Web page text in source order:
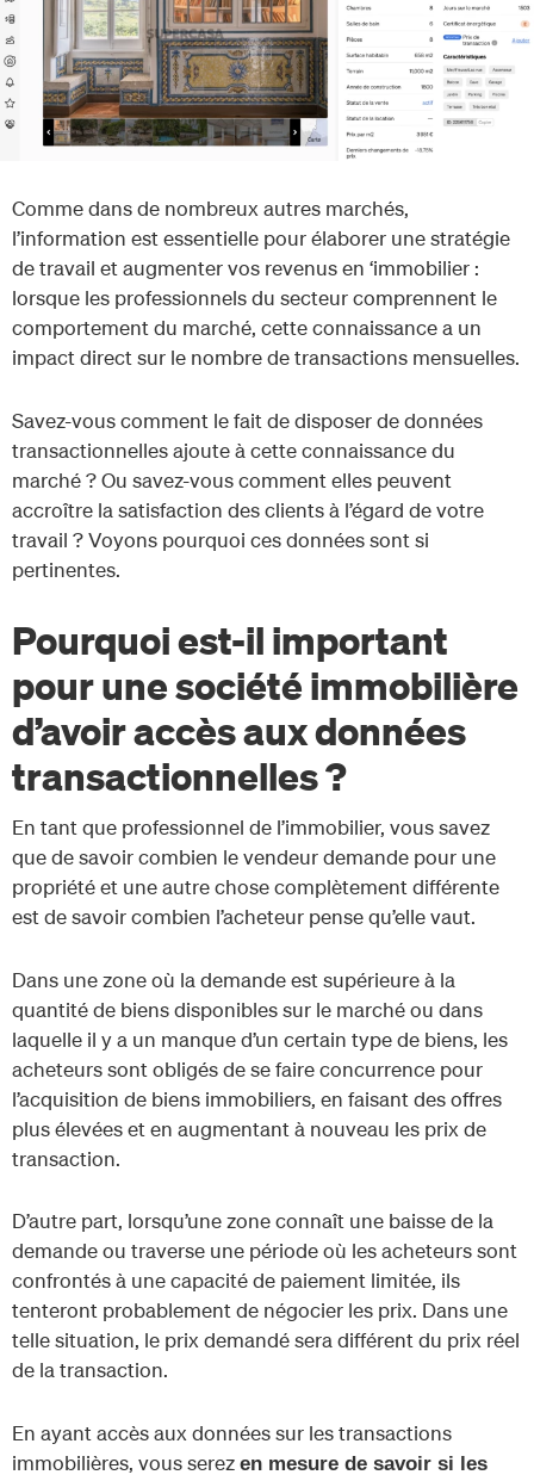
Comme dans de nombreux autres marchés,
l’information est essentielle pour élaborer une stratégie
de travail et augmenter vos revenus en ‘immobilier :
lorsque les professionnels du secteur comprennent le
comportement du marché, cette connaissance a un
impact direct sur le nombre de transactions mensuelles.
Savez-vous comment le fait de disposer de données
transactionnelles ajoute à cette connaissance du
marché ? Ou savez-vous comment elles peuvent
accroître la satisfaction des clients à l’égard de votre
travail ? Voyons pourquoi ces données sont si
pertinentes.
Pourquoi est-il important
pour une société immobilière
d’avoir accès aux données
transactionnelles ?
En tant que professionnel de l’immobilier, vous savez
que de savoir combien le vendeur demande pour une
propriété et une autre chose complètement différente
est de savoir combien l’acheteur pense qu’elle vaut.
Dans une zone où la demande est supérieure à la
quantité de biens disponibles sur le marché ou dans
laquelle il y a un manque d’un certain type de biens, les
acheteurs sont obligés de se faire concurrence pour
l’acquisition de biens immobiliers, en faisant des offres
plus élevées et en augmentant à nouveau les prix de
transaction.
D’autre part, lorsqu’une zone connaît une baisse de la
demande ou traverse une période où les acheteurs sont
confrontés à une capacité de paiement limitée, ils
tenteront probablement de négocier les prix. Dans une
telle situation, le prix demandé sera différent du prix réel
de la transaction.
En ayant accès aux données sur les transactions
immobilières, vous serez en mesure de savoir si les